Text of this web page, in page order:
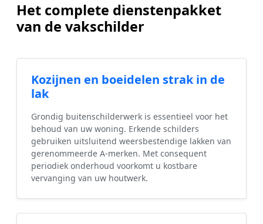
Het complete dienstenpakket
van de vakschilder
Kozijnen en boeidelen strak in de
lak
Grondig buitenschilderwerk is essentieel voor het
behoud van uw woning. Erkende schilders
gebruiken uitsluitend weersbestendige lakken van
gerenommeerde A-merken. Met consequent
periodiek onderhoud voorkomt u kostbare
vervanging van uw houtwerk.